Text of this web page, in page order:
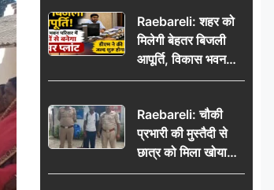
श्रद्धांजलि
Raebareli: शहर को
मिलेगी बेहतर बिजली
आपूर्ति, विकास भवन
परिसर में करोड़ों से
Raebareli: चौकी
प्रभारी की मुस्तैदी से
छात्र को मिला खोया
बैग, जरूरी दस्तावेज